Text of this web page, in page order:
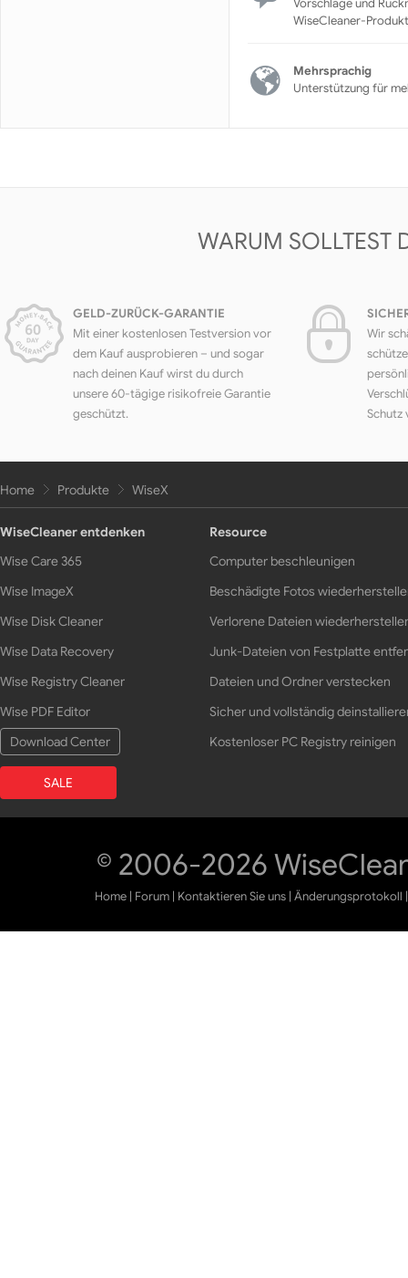
Vorschläge und
WiseCleaner-
Mehrsprachig
Unterstützung für
WARUM SOLLTEST
GELD-ZURÜCK-GARANTIE
Mit einer kostenlosen Testversion vor
dem Kauf ausprobieren – und sogar
nach deinen Kauf wirst du durch
unsere 60-tägige risikofreie Garantie
geschützt.
Wir
Schutz
Home Produkte WiseX
WiseCleaner entdenken
Wise Care 365
Wise ImageX
Wise Disk Cleaner
Wise Data Recovery
Wise Registry Cleaner
Wise PDF Editor
Download Center
SALE
Resource
Computer beschleunigen
Beschädigte Fotos
Verlorene Dateien
Junk-Dateien von Festplatte
Dateien und Ordner verstecken
Sicher und vollständig
Kostenloser PC Registry reinigen
© 2006-2026
Home | Forum | Kontaktieren Sie uns |Änderungsprotokoll